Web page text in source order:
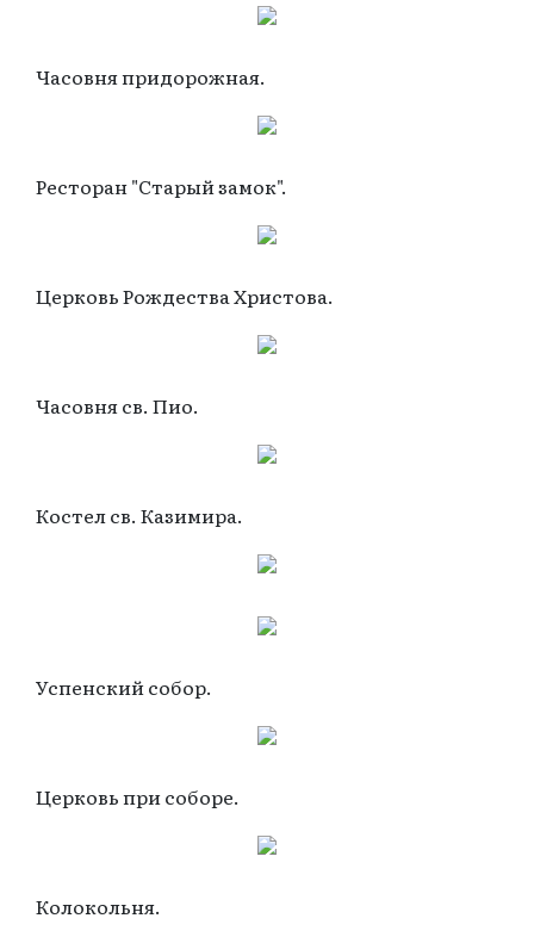
Часовня придорожная.
Ресторан "Старый замок".
Церковь Рождества Христова.
Часовня св. Пио.
Костел св. Казимира.
Успенский собор.
Церковь при соборе.
Колокольня.